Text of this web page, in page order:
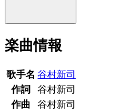
楽曲情報
歌手名 谷村新司
作詞
谷村新司
作曲
谷村新司